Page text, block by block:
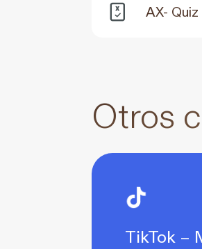
AX- Quiz
Otros
TikTok –